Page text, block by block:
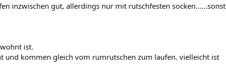
inzwischen gut, allerdings nur mit rutschfesten socken......sonst
ist.
und kommen gleich vom rumrutschen zum laufen. vielleicht ist